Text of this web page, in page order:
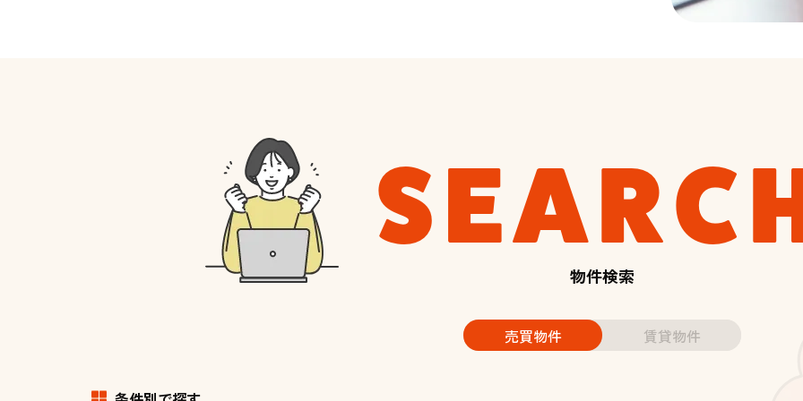
物件検索
売買物件 賃貸物件